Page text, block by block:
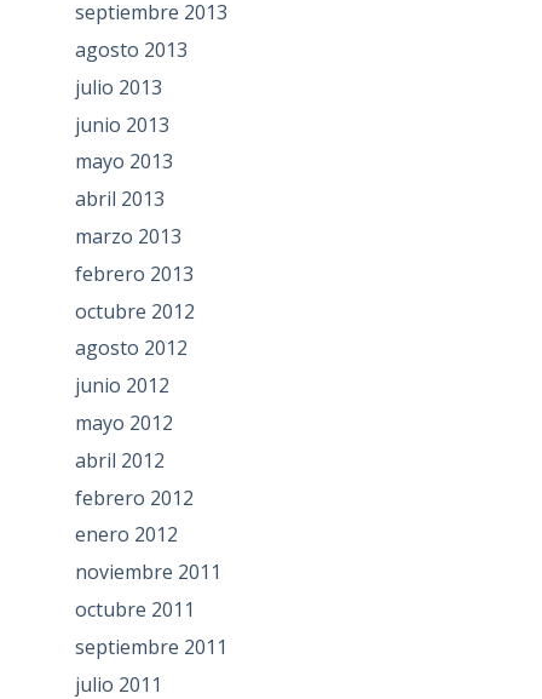
septiembre 2013
agosto 2013
julio 2013
junio 2013
mayo 2013
abril 2013
marzo 2013
febrero 2013
octubre 2012
agosto 2012
junio 2012
mayo 2012
abril 2012
febrero 2012
enero 2012
noviembre 2011
octubre 2011
septiembre 2011
julio 2011